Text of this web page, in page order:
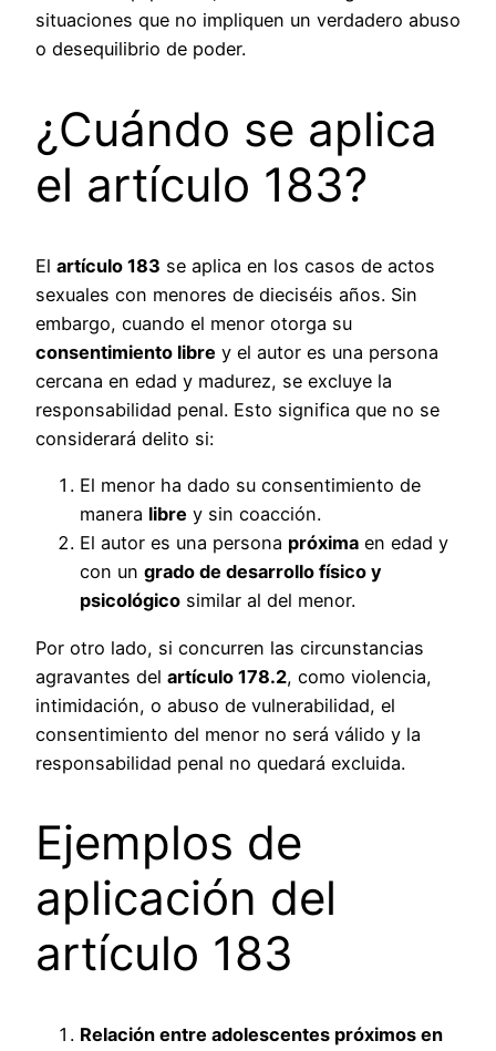
situaciones que no impliquen un verdadero abuso
o desequilibrio de poder.
¿Cuándo se aplica
el artículo 183?
El artículo 183 se aplica en los casos de actos
sexuales con menores de dieciséis años. Sin
embargo, cuando el menor otorga su
consentimiento libre y el autor es una persona
cercana en edad y madurez, se excluye la
responsabilidad penal. Esto significa que no se
considerará delito si:
El menor ha dado su consentimiento de
manera libre y sin coacción.
El autor es una persona próxima en edad y
con un grado de desarrollo físico y
psicológico similar al del menor.
Por otro lado, si concurren las circunstancias
agravantes del artículo 178.2, como violencia,
intimidación, o abuso de vulnerabilidad, el
consentimiento del menor no será válido y la
responsabilidad penal no quedará excluida.
Ejemplos de
aplicación del
artículo 183
Relación entre adolescentes próximos en